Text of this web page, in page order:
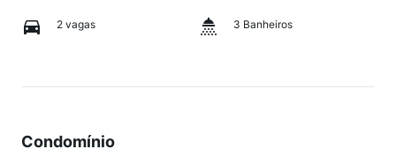
2 vagas 3 Banheiros
Condomínio